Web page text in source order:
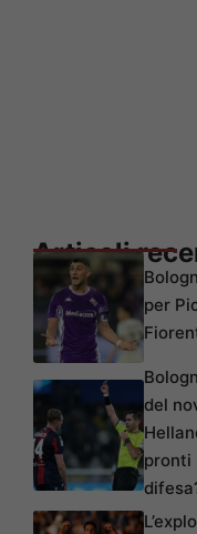
Articoli
per
del
pronti